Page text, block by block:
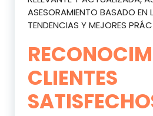
ASESORAMIENTO BASADO EN
TENDENCIAS Y MEJORES
CLIENTES